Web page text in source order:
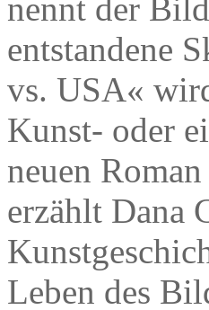
nennt der
entstandene
vs. USA«
Kunst- oder
neuen
erzählt Dana
Leben des